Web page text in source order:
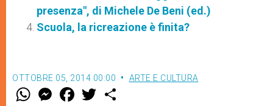
presenza", di Michele De Beni (ed.)
Scuola, la ricreazione è finita?
OTTOBRE 05, 2014 00:00 ARTE E CULTURA
W M
e
F
a w